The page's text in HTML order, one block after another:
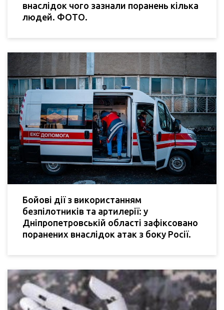
внаслідок чого зазнали поранень кілька
людей. ФОТО.
Бойові дії з використанням
безпілотників та артилерії: у
Дніпропетровській області зафіксовано
поранених внаслідок атак з боку Росії.